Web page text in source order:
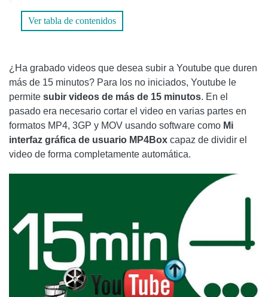
MERCADO DE LA INDUSTRIA DE LA TELEFONÍA
MEJOR SITIO DE VIAJES
CÓMO FUNCIONA YOUTUBE MUSIC: PRECIOS Y PRUEBA
GRATUITA
AGREGUE UN COMENTARIO DE CÓMO CARGAR VIDEOS
DE MÁS DE 15 MINUTOS EN YOUTUBE
INTERNET
❤️CHI SONO PARA AMANTES DE LA REALIDAD VIRTUAL?
🤖 ¿CUÁLES SON LOS MEJORES PRODUCTOS DE
REALIDAD VIRTUAL?
DAI UN'OCCHIATA AI NOSTRI MIGLIORI ARTICOLI!
CÓMO SABER QUIÉN VISITA TU PERFIL DE FACEBOOK
Ver tabla de contenidos
¿Ha grabado videos que desea subir a Youtube que duren
más de 15 minutos? Para los no iniciados, Youtube le
permite subir videos de más de 15 minutos. En el
pasado era necesario cortar el video en varias partes en
formatos MP4, 3GP y MOV usando software como Mi
interfaz gráfica de usuario MP4Box capaz de dividir el
video de forma completamente automática.